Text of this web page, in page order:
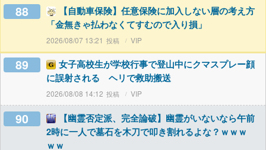
88
【自動車保険】任意保険に加入しない層の考え方
「金無きゃ払わなくてすむので入り損」
2026/08/07 13:21 VIP
89
女子高校生が学校行事で登山中にクマスプレー顔
に誤射される ヘリで救助搬送
2026/08/08 14:12 VIP
90
【幽霊否定派、完全論破】幽霊がいないなら午前
2時に一人で墓石を木刀で叩き割れるよな？ｗｗｗ
ｗｗ